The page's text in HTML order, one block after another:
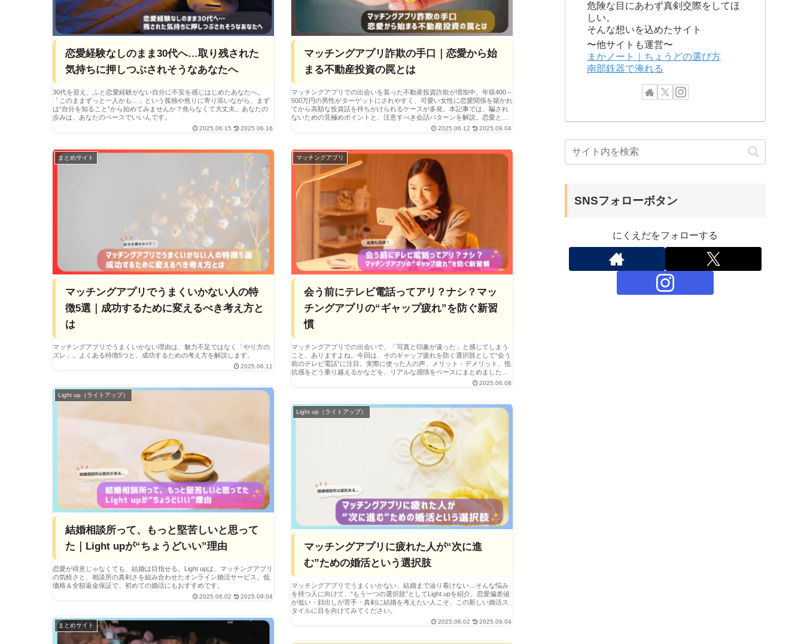
恋愛経験なしのまま30代へ…取り残された
気持ちに押しつぶされそうなあなたへ
30代を迎え、ふと恋愛経験がない自分に不安を感じはじめたあなたへ。
「このままずっと一人かも…」という孤独や焦りに寄り添いながら、まず
は“自分を知ること”から始めてみませんか？焦らなくて大丈夫。あなたの
歩みは、あなたのペースでいいんです。
2025.06.15 2025.06.16
マッチングアプリ詐欺の手口｜恋愛から始
まる不動産投資の罠とは
マッチングアプリでの出会いを装った不動産投資詐欺が増加中。年収400～
500万円の男性がターゲットにされやすく、可愛い女性に恋愛関係を築かれ
てから高額な投資話を持ちかけられるケースが多発。本記事では、騙され
ないための見極めポイントと、注意すべき会話パターンを解説。恋愛と詐
欺を見抜く「たった一つの視点」も紹介します。 2025.06.12 2025.09.04
まとめサイト
マッチングアプリでうまくいかない人の特
徴5選｜成功するために変えるべき考え方と
は
マッチングアプリでうまくいかない理由は、魅力不足ではなく「やり方の
ズレ」。よくある特徴5つと、成功するための考え方を解説します。
2025.06.11
マッチングアプリ
会う前にテレビ電話ってアリ？ナシ？マッ
チングアプリの“ギャップ疲れ”を防ぐ新習
慣
マッチングアプリでの出会いで、「写真と印象が違った」と感じてしまう
こと、ありますよね。今回は、そのギャップ疲れを防ぐ選択肢として“会う
前のテレビ電話”に注目。実際に使った人の声、メリット・デメリット、抵
抗感をどう乗り越えるかなどを、リアルな感情をベースにまとめました。
判断はあなた次第。でも「やってみればよかった…」と思わないように。
2025.06.08
Light up（ライトアップ）
結婚相談所って、もっと堅苦しいと思って
た｜Light upが“ちょうどいい”理由
恋愛が得意じゃなくても、結婚は目指せる。Light upは、マッチングアプリ
の気軽さと、相談所の真剣さを組み合わせたオンライン婚活サービス。低
価格＆全額返金保証で、初めての婚活にもおすすめです。
2025.06.02 2025.09.04
Light up（ライトアップ）
マッチングアプリに疲れた人が“次に進
む”ための婚活という選択肢
マッチングアプリでうまくいかない、結婚まで辿り着けない…そんな悩み
を持つ人に向けて、“もう一つの選択肢”としてLight upを紹介。恋愛偏差値
が低い・顔出しが苦手・真剣に結婚を考えたい人こそ、この新しい婚活ス
タイルに目を向けてみてください。
2025.06.02 2025.09.04
まとめサイト
危険な目にあわず真剣交際をしてほ
しい。
そんな想いを込めたサイト
〜他サイトも運営〜
まかノート｜ちょうどの選び方
南部鉄器で淹れる
SNSフォローボタン
にくえだをフォローする